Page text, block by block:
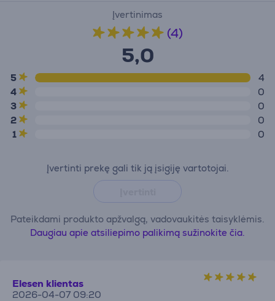
Įvertinimas
(4)
5,0
5
4
4
0
3
0
2
0
1
0
Įvertinti prekę gali tik ją įsigiję vartotojai.
Pateikdami produkto apžvalgą, vadovaukitės taisyklėmis.
Daugiau apie atsiliepimo palikimą sužinokite čia.
Elesen klientas
2026-04-07 09:20